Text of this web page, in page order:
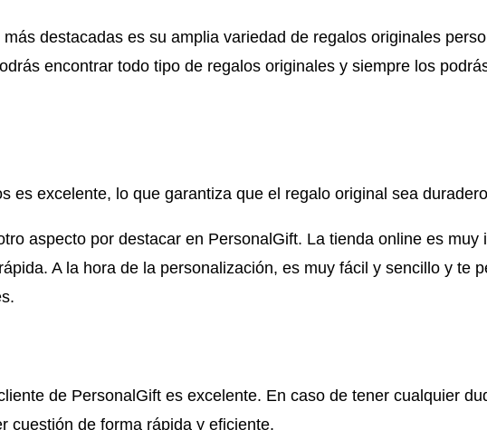
destacadas es su amplia variedad de regalos originales
encontrar todo tipo de regalos originales y siempre los
es excelente, lo que garantiza que el regalo original sea
aspecto por destacar en PersonalGift. La tienda online es
A la hora de la personalización, es muy fácil y sencillo y te
de PersonalGift es excelente. En caso de tener cualquier
cuestión de forma rápida y eficiente.